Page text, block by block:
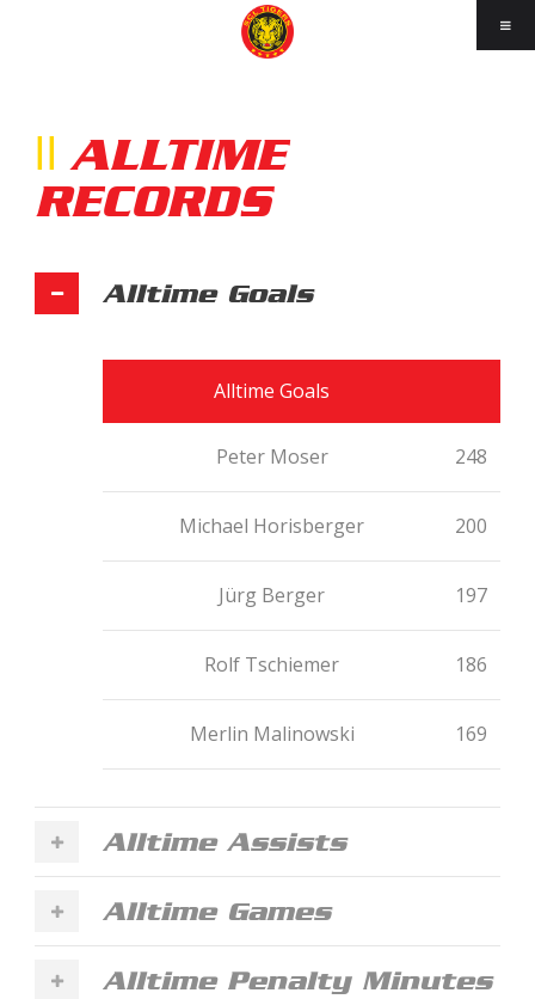
ALLTIME
RECORDS
Alltime Goals
Alltime Goals
Peter Moser 248
Michael Horisberger 200
Jürg Berger 197
Rolf Tschiemer 186
Merlin Malinowski 169
Alltime Assists
Alltime Games
Alltime Penalty Minutes